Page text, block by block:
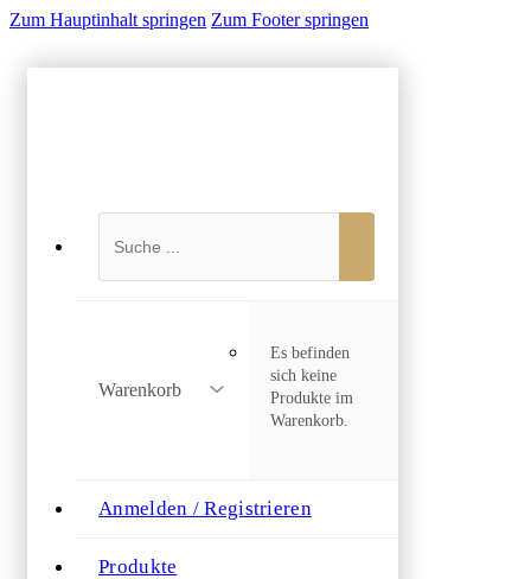
Zum Hauptinhalt springen Zum Footer springen
Suchen
Warenkorb
Es befinden
sich keine
Produkte im
Warenkorb.
Anmelden / Registrieren
Produkte